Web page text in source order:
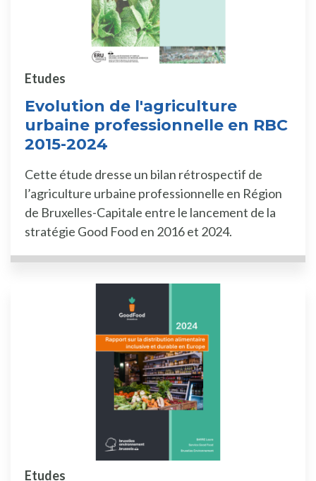
Evolution de l'agriculture
urbaine professionnelle en RBC
2015-2024
Etudes
Cette étude dresse un bilan rétrospectif de
l’agriculture urbaine professionnelle en Région
de Bruxelles-Capitale entre le lancement de la
stratégie Good Food en 2016 et 2024.
Etudes